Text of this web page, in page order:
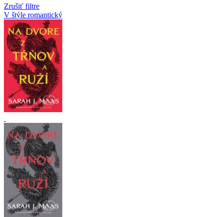
Zrušiť filtre
V štýle romantický